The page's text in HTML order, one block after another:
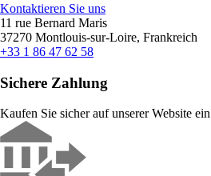
Kontaktieren Sie uns
11 rue Bernard Maris
37270 Montlouis-sur-Loire, Frankreich
+33 1 86 47 62 58
Sichere Zahlung
Kaufen Sie sicher auf unserer Website ein